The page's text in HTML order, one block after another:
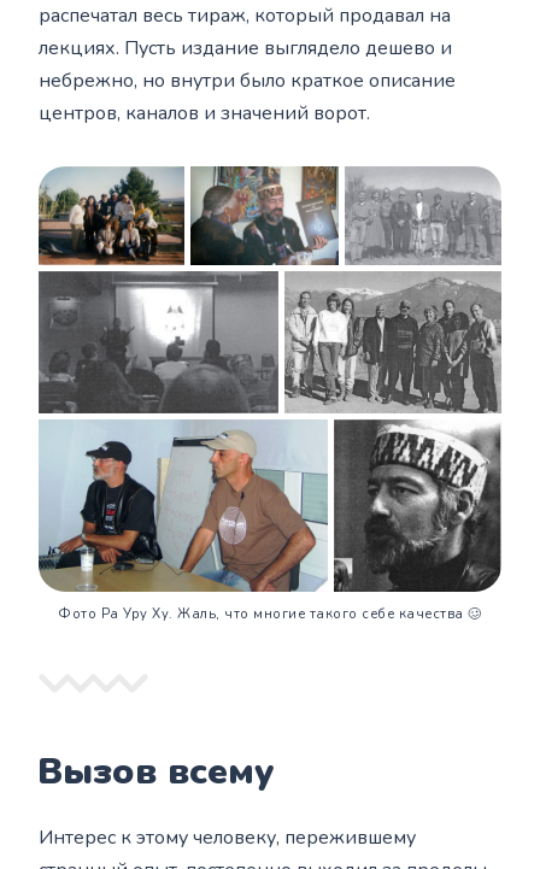
распечатал весь тираж, который продавал на
лекциях. Пусть издание выглядело дешево и
небрежно, но внутри было краткое описание
центров, каналов и значений ворот.
Фото Ра Уру Ху. Жаль, что многие такого себе качества 🥴
Вызов всему
Интерес к этому человеку, пережившему